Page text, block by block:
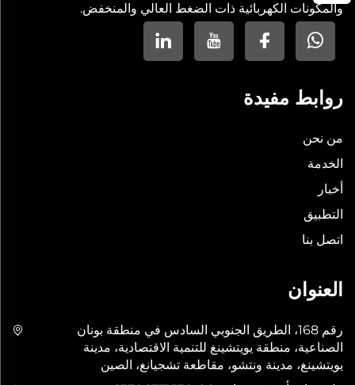
والمكونات الكهربائية ذات الضغط العالي والمنخفض.
روابط مفيدة
من نحن
الخدمة
أخبار
التطبيق
اتصل بنا
العنوان
رقم 168، الطريق الجنوبي السادس في منطقة بونان
الصناعية، منطقة يويتشينغ للتنمية الاقتصادية، مدينة
يويتشينغ، مدينة ونتشو، مقاطعة تشجيانغ، الصين